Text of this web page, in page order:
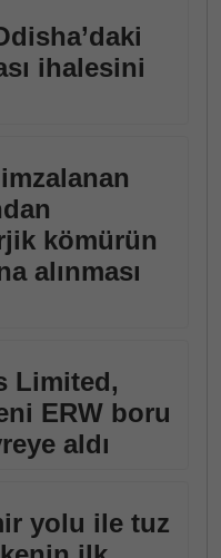
ihalesini
kömürün
alınması
Limited,
ERW boru
aldı
yolu ile tuz